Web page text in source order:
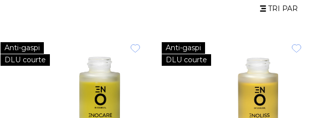
TRI PAR
Anti-gaspi
DLU courte
Anti-gaspi
DLU courte